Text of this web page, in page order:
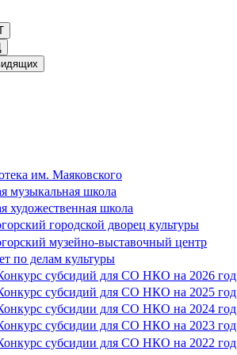
им. Маяковского
музыкальная школа
художественная школа
городской дворец культуры
музейно-выставочный центр
по делам культуры
субсидий для СО НКО на 2026 год
субсидий для СО НКО на 2025 год
субсидии для СО НКО на 2024 год
субсидии для СО НКО на 2023 год
субсидии для СО НКО на 2022 год